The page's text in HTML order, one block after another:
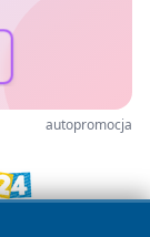
autopromocja